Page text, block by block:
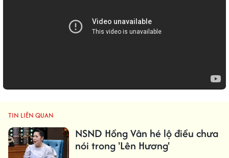
TIN LIÊN QUAN
NSND Hồng Vân hé lộ điều chưa
nói trong 'Lên Hương'